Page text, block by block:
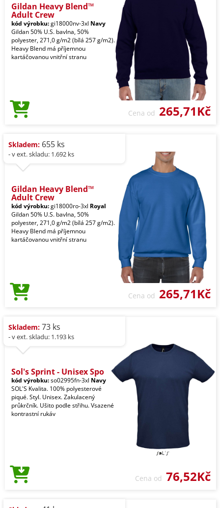
Gildan Heavy Blend™
Adult Crew
kód výrobku:gi18000nv-3xl Navy
Gildan 50% U.S. bavlna, 50%
polyester, 271,0 g/m2 (bílá 257 g/m2).
Heavy Blend má příjemnou
kartáčovanou vnitřní stranu
Cena od 265,71Kč
Skladem: 655 ks
- v ext. skladu: 1.692 ks
Gildan Heavy Blend™
Adult Crew
kód výrobku:gi18000ro-3xl Royal
Gildan 50% U.S. bavlna, 50%
polyester, 271,0 g/m2 (bílá 257 g/m2).
Heavy Blend má příjemnou
kartáčovanou vnitřní stranu
Cena od 265,71Kč
Skladem: 73 ks
- v ext. skladu: 1.193 ks
Sol's Sprint - Unisex Spo
kód výrobku:so02995fn-3xl Navy
SOL'S Kvalita. 100% polyesterové
piqué. Styl. Unisex. Zakulacený
průkrčník. Ušito podle střihu. Vsazené
kontrastní rukáv
Cena od 76,52Kč